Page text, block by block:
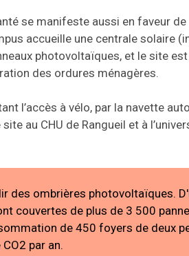
se manifeste aussi en faveur de
accueille une centrale solaire
photovoltaïques, et le site
des ordures ménagères.
l’accès à vélo, par la navette
au CHU de Rangueil et à
des ombrières photovoltaïques.
couvertes de plus de 3 500
de 450 foyers de deux
par an.